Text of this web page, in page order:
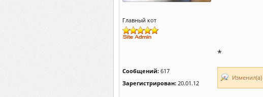
Главный кот
Сообщений: 617
Зарегистрирован: 20.01.12
*
Изменил(а)